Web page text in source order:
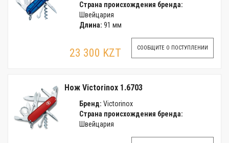
Страна происхождения бренда:
Швейцария
Длина: 91 мм
23 300 KZT СООБЩИТЕ О ПОСТУПЛЕНИИ
Нож Victorinox 1.6703
Бренд: Victorinox
Страна происхождения бренда:
Швейцария